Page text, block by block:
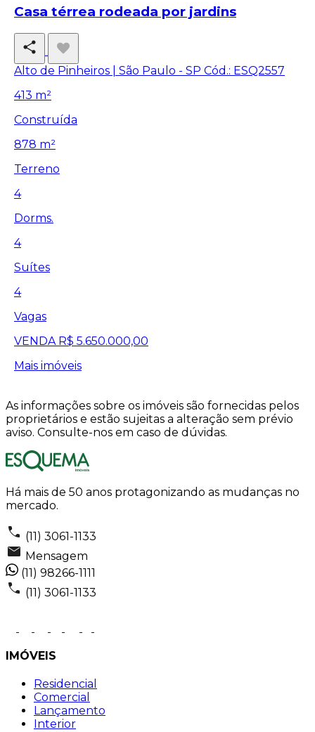
Casa térrea rodeada por jardins
Alto de Pinheiros | São Paulo - SP Cód.: ESQ2557
413 m²
Construída
878 m²
Terreno
4
Dorms.
4
Suítes
4
Vagas
VENDA R$ 5.650.000,00
Mais imóveis
As informações sobre os imóveis são fornecidas pelos
proprietários e estão sujeitas a alteração sem prévio
aviso. Consulte-nos em caso de dúvidas.
Há mais de 50 anos protagonizando as mudanças no
mercado.
(11) 3061-1133
Mensagem
(11) 98266-1111
(11) 3061-1133
IMÓVEIS
Residencial
Comercial
Lançamento
Interior